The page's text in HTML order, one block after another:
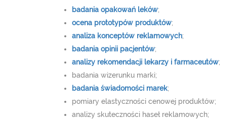
badania opakowań leków;
ocena prototypów produktów;
analiza konceptów reklamowych;
badania opinii pacjentów;
analizy rekomendacji lekarzy i farmaceutów;
badania wizerunku marki;
badania świadomości marek;
pomiary elastyczności cenowej produktów;
analizy skuteczności haseł reklamowych;